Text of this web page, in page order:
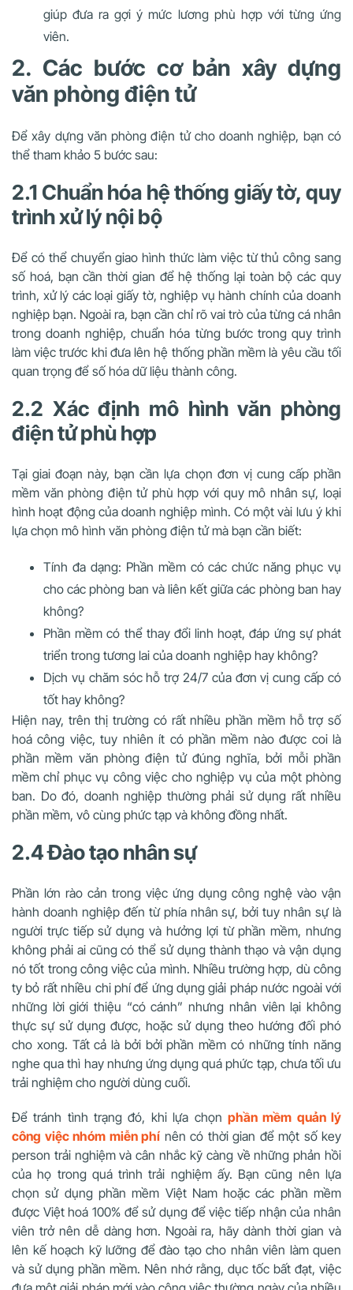
giúp đưa ra gợi ý mức lương phù hợp với từng ứng
viên.
2. Các bước cơ bản xây dựng
văn phòng điện tử
Để xây dựng văn phòng điện tử cho doanh nghiệp, bạn có
thể tham khảo 5 bước sau:
2.1 Chuẩn hóa hệ thống giấy tờ, quy
trình xử lý nội bộ
Để có thể chuyển giao hình thức làm việc từ thủ công sang
số hoá, bạn cần thời gian để hệ thống lại toàn bộ các quy
trình, xử lý các loại giấy tờ, nghiệp vụ hành chính của doanh
nghiệp bạn. Ngoài ra, bạn cần chỉ rõ vai trò của từng cá nhân
trong doanh nghiệp, chuẩn hóa từng bước trong quy trình
làm việc trước khi đưa lên hệ thống phần mềm là yêu cầu tối
quan trọng để số hóa dữ liệu thành công.
2.2 Xác định mô hình văn phòng
điện tử phù hợp
Tại giai đoạn này, bạn cần lựa chọn đơn vị cung cấp phần
mềm văn phòng điện tử phù hợp với quy mô nhân sự, loại
hình hoạt động của doanh nghiệp mình. Có một vài lưu ý khi
lựa chọn mô hình văn phòng điện tử mà bạn cần biết:
Tính đa dạng: Phần mềm có các chức năng phục vụ
cho các phòng ban và liên kết giữa các phòng ban hay
không?
Phần mềm có thể thay đổi linh hoạt, đáp ứng sự phát
triển trong tương lai của doanh nghiệp hay không?
Dịch vụ chăm sóc hỗ trợ 24/7 của đơn vị cung cấp có
tốt hay không?
Hiện nay, trên thị trường có rất nhiều phần mềm hỗ trợ số
hoá công việc, tuy nhiên ít có phần mềm nào được coi là
phần mềm văn phòng điện tử đúng nghĩa, bởi mỗi phần
mềm chỉ phục vụ công việc cho nghiệp vụ của một phòng
ban. Do đó, doanh nghiệp thường phải sử dụng rất nhiều
phần mềm, vô cùng phức tạp và không đồng nhất.
2.4 Đào tạo nhân sự
Phần lớn rào cản trong việc ứng dụng công nghệ vào vận
hành doanh nghiệp đến từ phía nhân sự, bởi tuy nhân sự là
người trực tiếp sử dụng và hưởng lợi từ phần mềm, nhưng
không phải ai cũng có thể sử dụng thành thạo và vận dụng
nó tốt trong công việc của mình. Nhiều trường hợp, dù công
ty bỏ rất nhiều chi phí để ứng dụng giải pháp nước ngoài với
những lời giới thiệu “có cánh” nhưng nhân viên lại không
thực sự sử dụng được, hoặc sử dụng theo hướng đối phó
cho xong. Tất cả là bởi bởi phần mềm có những tính năng
nghe qua thì hay nhưng ứng dụng quá phức tạp, chưa tối ưu
trải nghiệm cho người dùng cuối.
Để tránh tình trạng đó, khi lựa chọn phần mềm quản lý
công việc nhóm miễn phí nên có thời gian để một số key
person trải nghiệm và cân nhắc kỹ càng về những phản hồi
của họ trong quá trình trải nghiệm ấy. Bạn cũng nên lựa
chọn sử dụng phần mềm Việt Nam hoặc các phần mềm
được Việt hoá 100% để sử dụng để việc tiếp nhận của nhân
viên trở nên dễ dàng hơn. Ngoài ra, hãy dành thời gian và
lên kế hoạch kỹ lưỡng để đào tạo cho nhân viên làm quen
và sử dụng phần mềm. Nên nhớ rằng, dục tốc bất đạt, việc